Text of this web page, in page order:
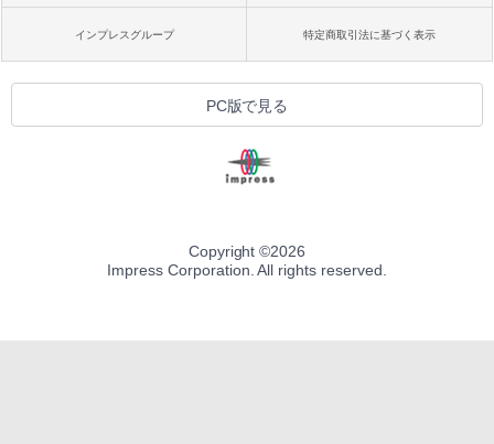
インプレスグループ 特定商取引法に基づく表示
PC版で見る
Copyright ©2026
Impress Corporation. All rights reserved.